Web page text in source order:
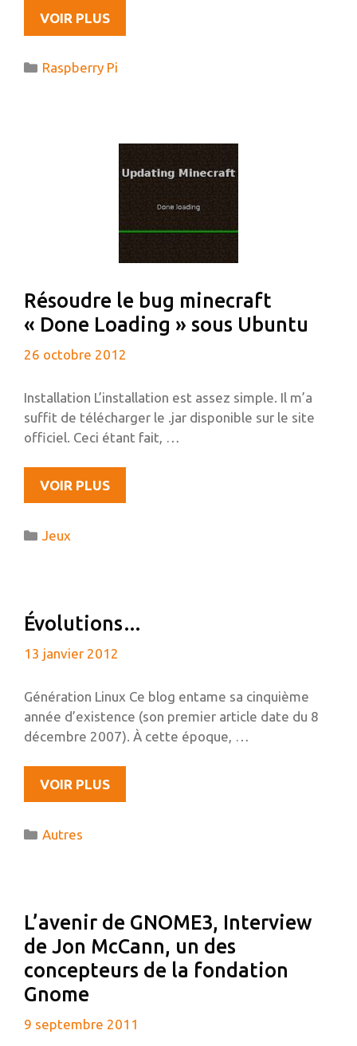
VOIR PLUSMON
NOUVEAU
À
PI
Catégories
Raspberry Pi
Résoudre le bug minecraft
« Done Loading » sous Ubuntu
26 octobre 2012
Installation L’installation est assez simple. Il m’a
suffit de télécharger le .jar disponible sur le site
officiel. Ceci étant fait, …
VOIR PLUSRÉSOUDRE
LE
UBUNTU
Catégories
Jeux
Évolutions…
13 janvier 2012
Génération Linux Ce blog entame sa cinquième
année d’existence (son premier article date du 8
décembre 2007). À cette époque, …
VOIR PLUSÉVOLUTIONS…
Catégories
Autres
L’avenir de GNOME3, Interview
de Jon McCann, un des
concepteurs de la fondation
Gnome
9 septembre 2011